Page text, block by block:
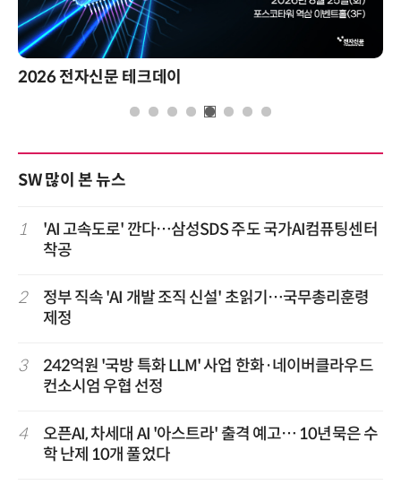
2026 전자신문 테크데이
SW 많이 본 뉴스
1
'AI 고속도로' 깐다…삼성SDS 주도 국가AI컴퓨팅센터
착공
2
정부 직속 'AI 개발 조직 신설' 초읽기…국무총리훈령
제정
3
242억원 '국방 특화 LLM' 사업 한화·네이버클라우드
컨소시엄 우협 선정
4
오픈AI, 차세대 AI '아스트라' 출격 예고… 10년묵은 수
학 난제 10개 풀었다